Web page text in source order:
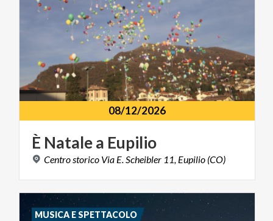
08/12/2026
È Natalea Eupilio
Centrostorico Via E.Scheibler 11, Eupilio (CO)
MUSICA E SPETTACOLO